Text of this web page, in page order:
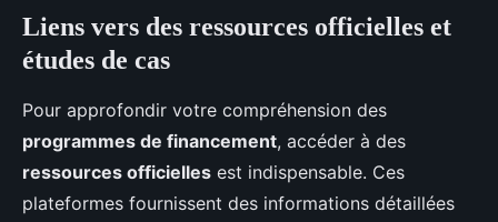
Liens vers des ressources officielles et
études de cas
Pour approfondir votre compréhension des
programmes de financement, accéder à des
ressources officielles est indispensable. Ces
plateformes fournissent des informations détaillées